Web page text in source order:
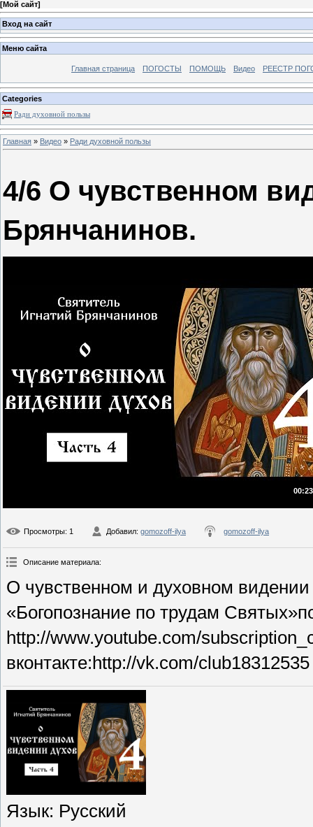
[Мой сайт]
Вход на сайт
Меню сайта
Главная страница ПОГОСТЫ ПОМОЩЬ Видео РЕЕСТР
Categories
Ради духовной пользы
Главная » Видео » Ради духовной пользы
4/6 О чувственном
Брянчанинов.
Просмотры: 1 Добавил: gomozoff-ilya gomozoff-ilya
Описание материала:
О чувственном и духовном
«Богопознание по трудам
http://www.youtube.com/
вконтакте:http://vk.com/club18312535
Язык: Русский